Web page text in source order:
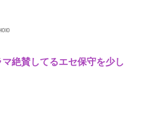
絶賛してるエセ保守を少し